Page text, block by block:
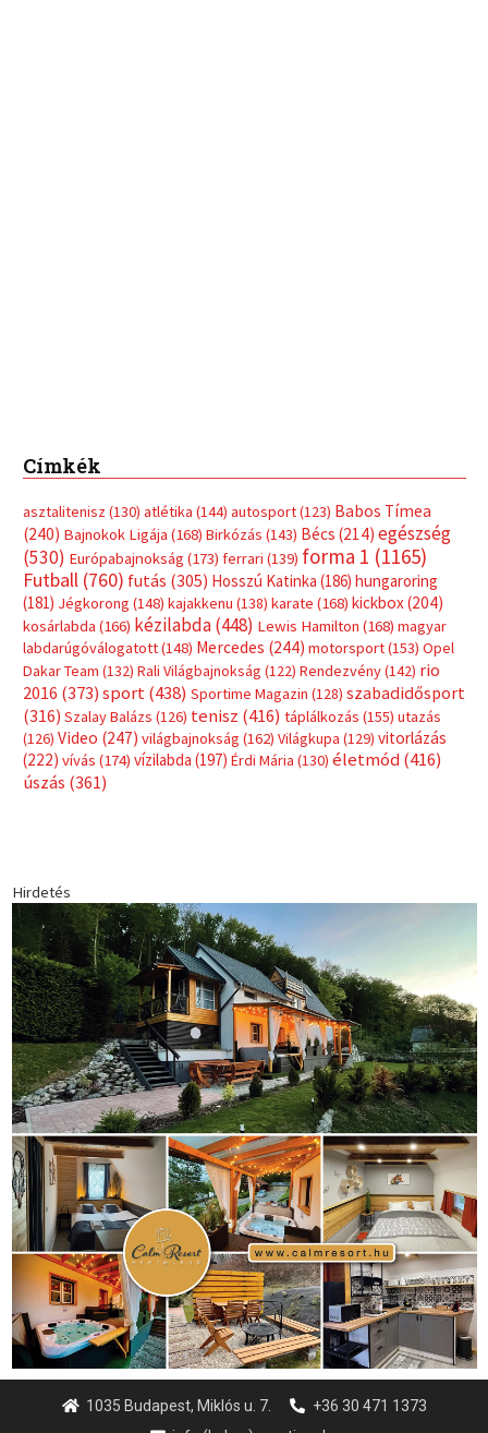
Címkék
asztalitenisz (130) atlétika (144) autosport(123) Babos Tímea
(240) Bajnokok Ligája (168) Birkózás (143) Bécs (214) egészség
(530) Európabajnokság (173) ferrari (139) forma 1 (1165)
Futball (760) futás (305) Hosszú Katinka (186) hungaroring
(181) Jégkorong (148) kajakkenu (138) karate (168) kickbox(204)
kosárlabda (166) kézilabda(448) Lewis Hamilton (168) magyar
labdarúgóválogatott(148) Mercedes (244) motorsport(153) Opel
Dakar Team (132) Rali Világbajnokság (122) Rendezvény(142) rio
2016 (373) sport(438) Sportime Magazin (128) szabadidősport
(316) Szalay Balázs (126) tenisz (416) táplálkozás (155) utazás
(126) Video (247) világbajnokság (162) Világkupa (129) vitorlázás
(222) vívás (174) vízilabda (197) Érdi Mária (130) életmód(416)
úszás (361)
Hirdetés
1035 Budapest, Miklós u. 7.
+36 30 471 1373